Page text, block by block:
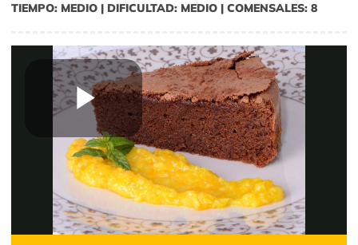
TIEMPO: MEDIO | DIFICULTAD: MEDIO | COMENSALES: 8
Play
Video